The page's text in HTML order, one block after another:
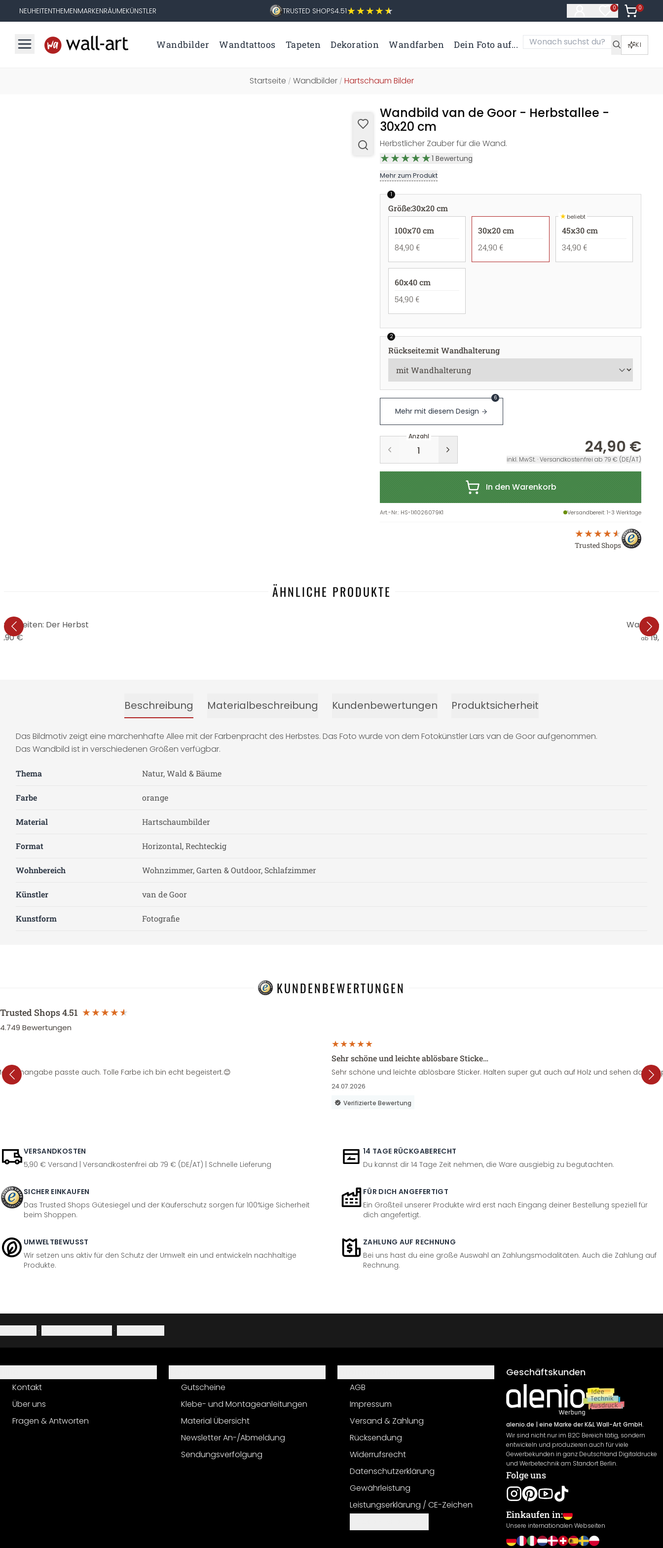
NEUHEITENTHEMENMARKENRÄUMEKÜNSTLER TRUSTED SHOPS4.51 0
Artikel im
0
Artikel
Wandbilder Wandtattoos Tapeten Dekoration Wandfarben Dein Foto auf... KI
Startseite / Wandbilder/ Hartschaum Bilder
Wandbild van de Goor - Herbstallee -
30x20 cm
Herbstlicher Zauber für die Wand.
1 Bewertung
Mehr zum Produkt
1
Größe:30x20 cm
100x70 cm
84,90 €
30x20 cm
24,90 €
★beliebt
45x30 cm
34,90 €
60x40 cm
54,90 €
2
Rückseite:mit Wandhalterung
Mehr mit diesem Design
6
Anzahl
24,90 €
inkl. MwSt. · Versandkostenfrei ab 79 € (DE/AT)
In den Warenkorb
Art.-Nr.: HS-1X1026079K1 Versandbereit: 1-3 Werktage
Trusted Shops
ÄHNLICHE PRODUKTE
Der Herbst
€
ab
Beschreibung Materialbeschreibung Kundenbewertungen Produktsicherheit
Das Bildmotiv zeigt eine märchenhafte Allee mit der Farbenpracht des Herbstes. Das Foto wurde von dem Fotokünstler Lars van de Goor aufgenommen.
Das Wandbild ist in verschiedenen Größen verfügbar.
Thema Natur, Wald & Bäume
Farbe orange
Material Hartschaumbilder
Format Horizontal, Rechteckig
Wohnbereich Wohnzimmer, Garten & Outdoor, Schlafzimmer
Künstler van de Goor
Kunstform Fotografie
KUNDENBEWERTUNGEN
Trusted Shops4.51
4.749 Bewertungen
passte auch. Tolle Farbe ich bin echt begeistert.😊
Sehr schöne und leichte ablösbare Sticke…
Sehr schöne und leichte ablösbare Sticker. Halten super gut auch auf Holz und sehen dazu
24.07.2026
Verifizierte Bewertung
VERSANDKOSTEN
5,90 € Versand | Versandkostenfrei ab 79 € (DE/AT) | Schnelle Lieferung
14 TAGE RÜCKGABERECHT
Du kannst dir 14 Tage Zeit nehmen, die Ware ausgiebig zu begutachten.
SICHER EINKAUFEN
Das Trusted Shops Gütesiegel und der Käuferschutz sorgen für 100%ige Sicherheit
beim Shoppen.
FÜR DICH ANGEFERTIGT
Ein Großteil unserer Produkte wird erst nach Eingang deiner Bestellung speziell für
dich angefertigt.
UMWELTBEWUSST
Wir setzen uns aktiv für den Schutz der Umwelt ein und entwickeln nachhaltige
Produkte.
ZAHLUNG AUF RECHNUNG
Bei uns hast du eine große Auswahl an Zahlungsmodalitäten. Auch die Zahlung auf
Rechnung.
· ·
Kontakt
Über uns
Fragen & Antworten
Gutscheine
Klebe- und Montageanleitungen
Material Übersicht
Newsletter An-/Abmeldung
Sendungsverfolgung
AGB
Impressum
Versand & Zahlung
Rücksendung
Widerrufsrecht
Datenschutzerklärung
Gewährleistung
Leistungserklärung / CE-Zeichen
Geschäftskunden
alenio.de | eine Marke der K&L Wall-Art GmbH.
Wir sind nicht nur im B2C Bereich tätig, sondern
entwickeln und produzieren auch für viele
Gewerbekunden in ganz Deutschland Digitaldrucke
und Werbetechnik am Standort Berlin.
Folge uns
Einkaufen in:
Unsere internationalen Webseiten